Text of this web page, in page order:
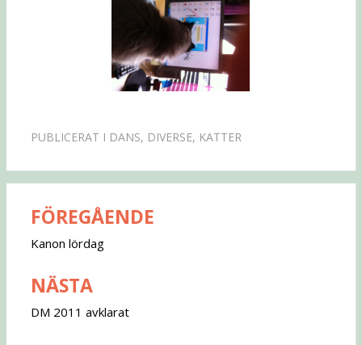
PUBLICERAT I DANS, DIVERSE, KATTER
Inläggsnavigering
FÖREGÅENDE
Kanon lördag
NÄSTA
DM 2011 avklarat